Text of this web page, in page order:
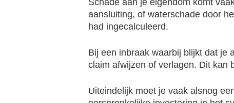
Schade aan je eigendom komt
aansluiting, of waterschade door
had ingecalculeerd.
Bij een inbraak waarbij blijkt dat je
claim afwijzen of verlagen. Dit kan
Uiteindelijk moet je vaak alsnog